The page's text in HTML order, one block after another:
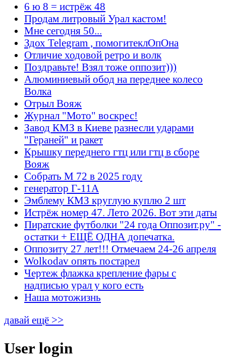
6 ю 8 = истрёж 48
Продам литровый Урал кастом!
Мне сегодня 50...
Здох Telegram , помогитеклОпОна
Отличие ходовой ретро и волк
Поздравьте! Взял тоже оппозит)))
Алюминиевый обод на переднее колесо
Волка
Отрыл Вояж
Журнал "Мото" воскрес!
Завод КМЗ в Киеве разнесли ударами
"Гераней" и ракет
Крышку переднего гтц или гтц в сборе
Вояж
Собрать М 72 в 2025 году
генератор Г-11А
Эмблему КМЗ круглую куплю 2 шт
Истрёж номер 47. Лето 2026. Вот эти даты
Пиратские футболки "24 года Оппозит.ру" -
остатки + ЕЩЁ ОДНА допечатка.
Оппозиту 27 лет!!! Отмечаем 24-26 апреля
Wolkodav опять постарел
Чертеж флажка крепление фары с
надписью урал у кого есть
Наша мотожизнь
давай ещё >>
User login